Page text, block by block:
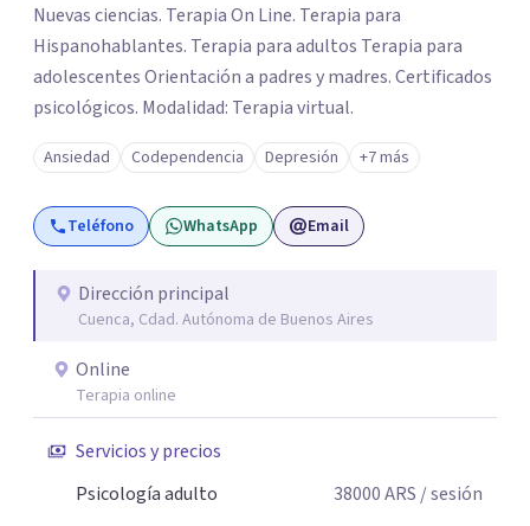
Nuevas ciencias. Terapia On Line. Terapia para
Hispanohablantes. Terapia para adultos Terapia para
adolescentes Orientación a padres y madres. Certificados
psicológicos. Modalidad: Terapia virtual.
Ansiedad Codependencia Depresión +7 más
Teléfono WhatsApp Email
Dirección principal
Cuenca, Cdad. Autónoma de Buenos Aires
Online
Terapia online
Servicios y precios
Psicología adulto
38000ARS / sesión